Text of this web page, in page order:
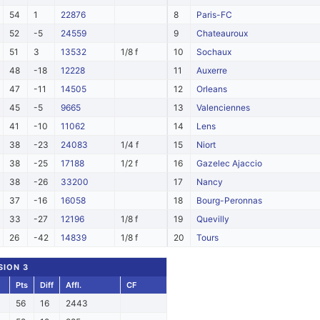
54
1
22876
52
-5
24559
51
3 13532
1/8 f
48
-18
12228
47
-11
14505
45
-5
9665
41
-10
11062
38
-23 24083
1/4 f
38
-25 17188
1/2 f
38
-26
33200
37
-16
16058
33
-27 12196
1/8 f
26
-42 14839 1/8 f
8
Paris-FC
9
Chateauroux
10
Sochaux
11
Auxerre
12
Orleans
13
Valenciennes
14
Lens
15
Niort
16
Gazelec Ajaccio
17
Nancy
18
Bourg-Peronnas
19
Quevilly
20
Tours
3
Pts
Diff Affl. CF
56 16
2443